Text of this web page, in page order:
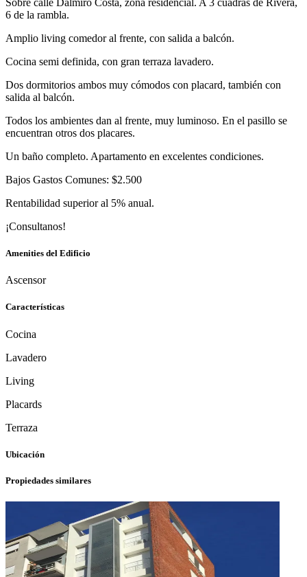
Sobre calle Dalmiro Costa, zona residencial. A 3 cuadras de Rivera,
6 de la rambla.
Amplio living comedor al frente, con salida a balcón.
Cocina semi definida, con gran terraza lavadero.
Dos dormitorios ambos muy cómodos con placard, también con
salida al balcón.
Todos los ambientes dan al frente, muy luminoso. En el pasillo se
encuentran otros dos placares.
Un baño completo. Apartamento en excelentes condiciones.
Bajos Gastos Comunes: $2.500
Rentabilidad superior al 5% anual.
¡Consultanos!
Amenities del Edificio
Ascensor
Características
Cocina
Lavadero
Living
Placards
Terraza
Ubicación
Propiedades similares